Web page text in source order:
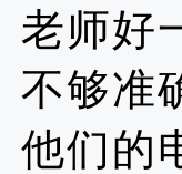
老师好
不够准
他们的